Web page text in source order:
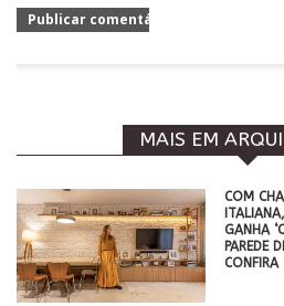
MAIS EM
COM
GANHA
PAREDE
CONFIRA